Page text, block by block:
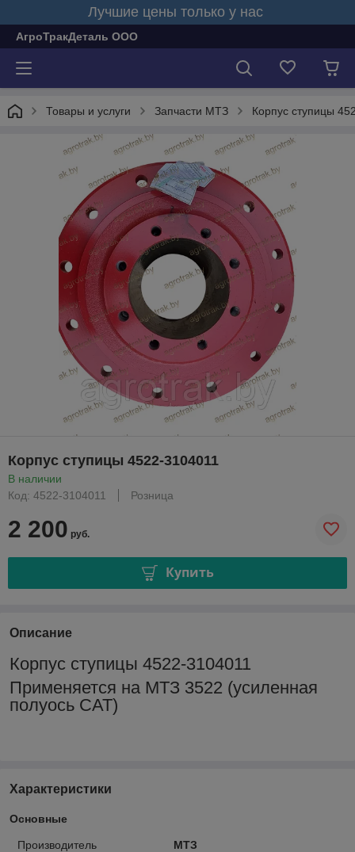
Лучшие цены только у нас
АгроТракДеталь ООО
Товары и услуги Запчасти МТЗ Корпус ступицы
Корпус ступицы 4522-3104011
В наличии
Код: 4522-3104011
Розница
2 200 руб.
Купить
Описание
Корпус ступицы 4522-3104011
Применяется на МТЗ 3522 (усиленная
полуось САТ)
Характеристики
Основные
Производитель МТЗ